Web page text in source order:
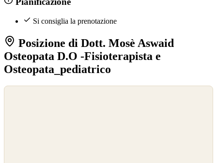
Si consiglia la prenotazione
Posizione di Dott. Mosè Aswaid
Osteopata D.O -Fisioterapista e
Osteopata_pediatrico